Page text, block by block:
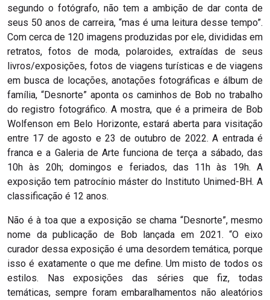
segundo o fotógrafo, não tem a ambição de dar conta de
seus 50 anos de carreira, “mas é uma leitura desse tempo”.
Com cerca de 120 imagens produzidas por ele, divididas em
retratos, fotos de moda, polaroides, extraídas de seus
livros/exposições, fotos de viagens turísticas e de viagens
em busca de locações, anotações fotográficas e álbum de
família, “Desnorte” aponta os caminhos de Bob no trabalho
do registro fotográfico. A mostra, que é a primeira de Bob
Wolfenson em Belo Horizonte, estará aberta para visitação
entre 17 de agosto e 23 de outubro de 2022. A entrada é
franca e a Galeria de Arte funciona de terça a sábado, das
10h às 20h; domingos e feriados, das 11h às 19h. A
exposição tem patrocínio máster do Instituto Unimed-BH. A
classificação é 12 anos.
Não é à toa que a exposição se chama “Desnorte”, mesmo
nome da publicação de Bob lançada em 2021. “O eixo
curador dessa exposição é uma desordem temática, porque
isso é exatamente o que me define. Um misto de todos os
estilos. Nas exposições das séries que fiz, todas
temáticas, sempre foram embaralhamentos não aleatórios